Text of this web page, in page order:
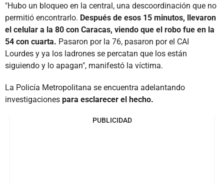
"Hubo un bloqueo en la central, una descoordinación que no
permitió encontrarlo. Después de esos 15 minutos, llevaron
el celular a la 80 con Caracas, viendo que el robo fue en la
54 con cuarta. Pasaron por la 76, pasaron por el CAI
Lourdes y ya los ladrones se percatan que los están
siguiendo y lo apagan", manifestó la víctima.
La Policía Metropolitana se encuentra adelantando
investigaciones para esclarecer el hecho.
PUBLICIDAD